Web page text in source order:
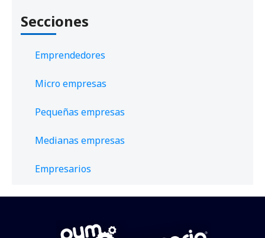
Secciones
Emprendedores
Micro empresas
Pequeñas empresas
Medianas empresas
Empresarios